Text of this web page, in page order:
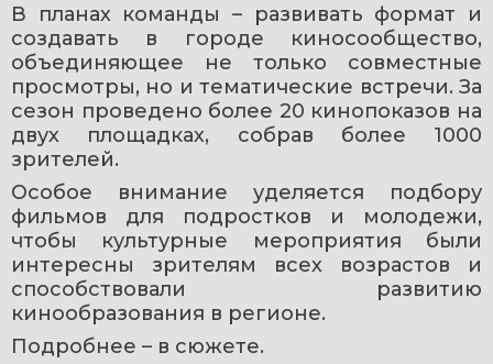
В планах команды – развивать формат и
создавать в городе киносообщество,
объединяющее не только совместные
просмотры, но и тематические встречи. За
сезон проведено более 20 кинопоказов на
двух площадках, собрав более 1000
зрителей.
Особое внимание уделяется подбору
фильмов для подростков и молодежи,
чтобы культурные мероприятия были
интересны зрителям всех возрастов и
способствовали развитию
кинообразования в регионе.
Подробнее – в сюжете.